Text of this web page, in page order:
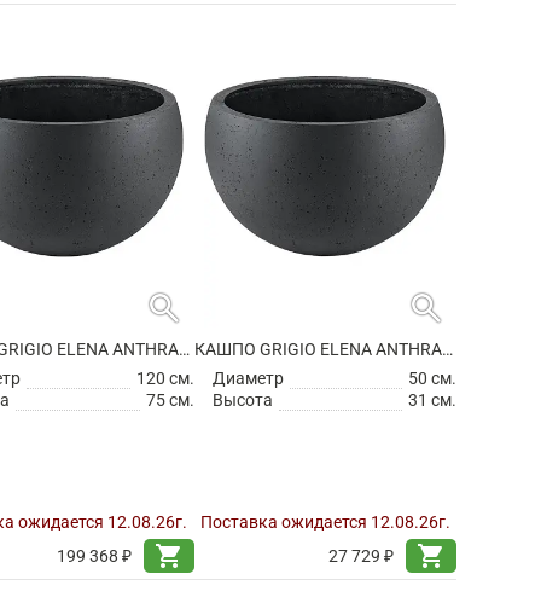
search
КАШПО GRIGIO ELENA ANTHRACITE
120 см.
75 см.
ожидается 12.08.26г.
199 368 ₽
shopping_cart
search
КАШПО GRIGIO ELENA ANTHRACITE
Диаметр
50 см.
Высота
31 см.
Поставка ожидается 12.08.26г.
27 729 ₽
shopping_cart